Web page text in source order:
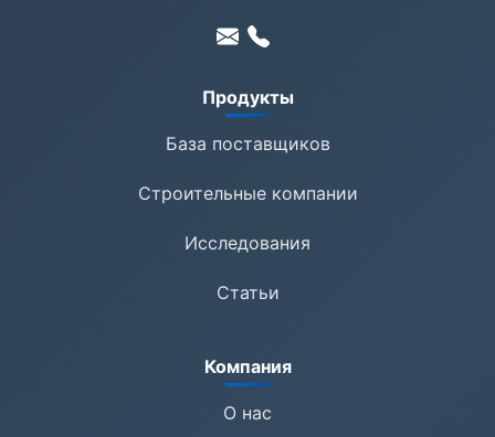
Продукты
База поставщиков
Строительные компании
Исследования
Статьи
Компания
О нас